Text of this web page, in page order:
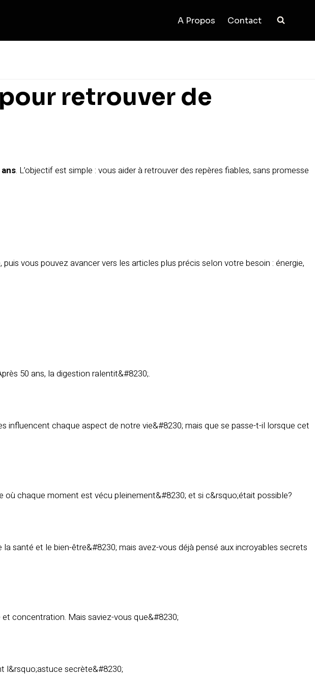
A Propos Contact
retrouver de
. L’objectif est simple : vous aider à retrouver des repères fiables, sans promesse
vous pouvez avancer vers les articles plus précis selon votre besoin : énergie,
50 ans, la digestion ralentit&#8230;.
chaque aspect de notre vie&#8230; mais que se passe-t-il lorsque cet
chaque moment est vécu pleinement&#8230; et si c&rsquo;était possible?
santé et le bien-être&#8230; mais avez-vous déjà pensé aux incroyables secrets
concentration. Mais saviez-vous que&#8230;
l&rsquo;astuce secrète&#8230;